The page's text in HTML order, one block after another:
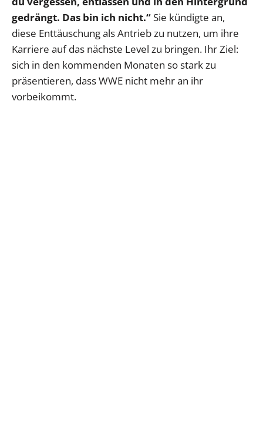
gedrängt. Das bin ich nicht.“Sie kündigte an,
diese Enttäuschung als Antrieb zu nutzen, um ihre
Karriere auf das nächste Level zu bringen. Ihr Ziel:
sich in den kommenden Monaten so stark zu
präsentieren, dass WWE nicht mehr an ihr
vorbeikommt.